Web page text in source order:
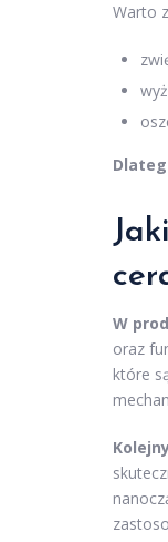
Warto
W
oraz
które